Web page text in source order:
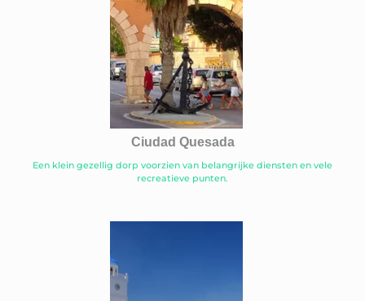
Ciudad Quesada
Een klein gezellig dorp voorzien van belangrijke diensten en vele
recreatieve punten.